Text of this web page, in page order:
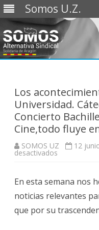
Somos U.Z.
Los
Universidad.
Concierto
Cine,todo fluye
SOMOS UZ 12
desactivados
y
la
Universidad.
Cátedra
Concierto
En esta semana nos
noticias relevantes
que por su